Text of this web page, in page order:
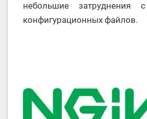
небольшие затруднения
конфигурационных файлов.